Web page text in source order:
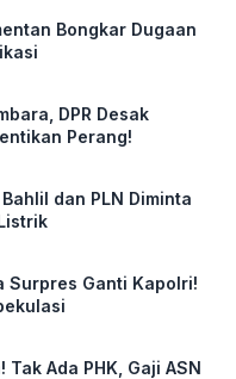
Bongkar Dugaan
DPR Desak
Perang!
dan PLN Diminta
Surpres Ganti Kapolri!
Tak Ada PHK, Gaji ASN